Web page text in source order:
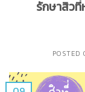
รักษาสิว
POSTED